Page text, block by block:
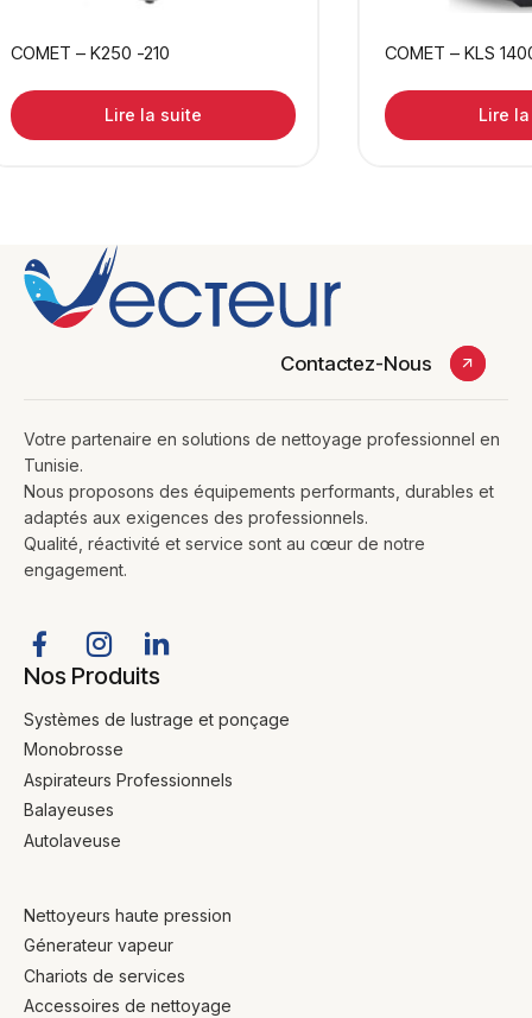
COMET – K250 -210
Lire la suite
COMET – KLS
Lire
Contactez-Nous
Votre partenaire en solutions de nettoyage professionnel en
Tunisie.
Nous proposons des équipements performants, durables et
adaptés aux exigences des professionnels.
Qualité, réactivité et service sont au cœur de notre
engagement.
Nos Produits
Systèmes de lustrage et ponçage
Monobrosse
Aspirateurs Professionnels
Balayeuses
Autolaveuse
Nettoyeurs haute pression
Génerateur vapeur
Chariots de services
Accessoires de nettoyage